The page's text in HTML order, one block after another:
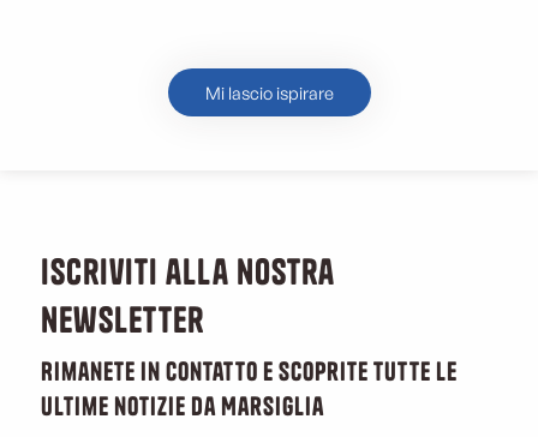
Mi lascio ispirare
Iscriviti alla nostra
newsletter
Rimanete in contatto e scoprite tutte le
ultime notizie da Marsiglia